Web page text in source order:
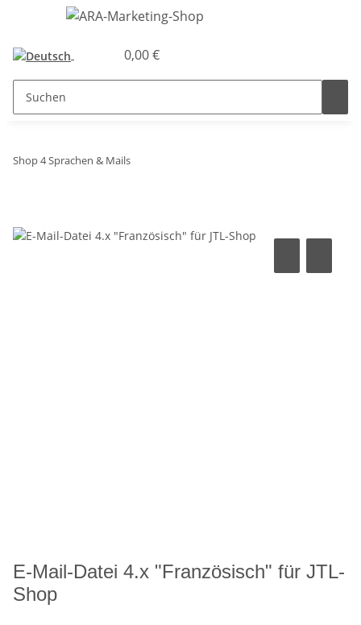
0,00 €
Shop 4 Sprachen & Mails
E-Mail-Datei 4.x "Französisch" für JTL-
Shop